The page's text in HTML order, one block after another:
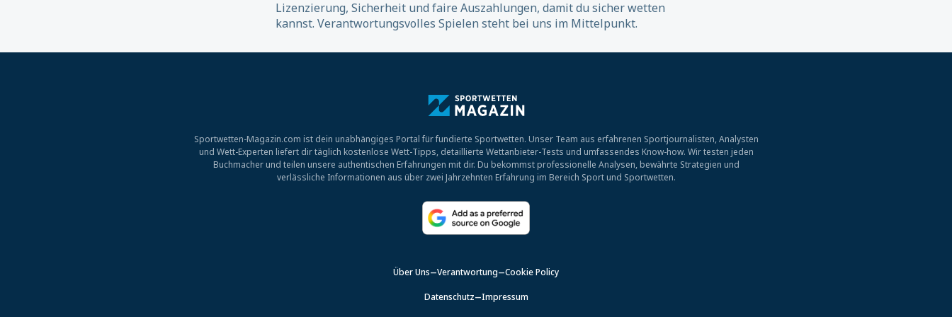
Lizenzierung, Sicherheit und faire Auszahlungen, damit du sicher wetten
kannst. Verantwortungsvolles Spielen steht bei uns im Mittelpunkt.
Sportwetten-Magazin.com ist dein unabhängiges Portal für fundierte Sportwetten. Unser Team aus erfahrenen Sportjournalisten, Analysten
und Wett-Experten liefert dir täglich kostenlose Wett-Tipps, detaillierte Wettanbieter-Tests und umfassendes Know-how. Wir testen jeden
Buchmacher und teilen unsere authentischen Erfahrungen mit dir. Du bekommst professionelle Analysen, bewährte Strategien und
verlässliche Informationen aus über zwei Jahrzehnten Erfahrung im Bereich Sport und Sportwetten.
Über Uns Verantwortung Cookie Policy
Datenschutz Impressum